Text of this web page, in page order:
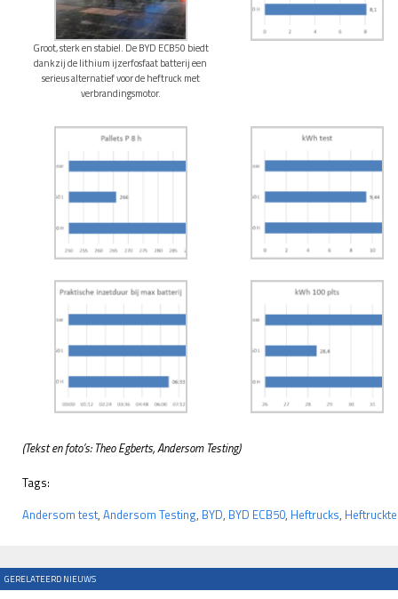
Groot, sterk en stabiel. De BYD ECB50 biedt
dankzij de lithium ijzerfosfaat batterij een
serieus alternatief voor de heftruck met
verbrandingsmotor.
(Tekst en foto’s: Theo Egberts, Andersom Testing)
Tags:
Andersom test, Andersom Testing, BYD, BYD ECB50, Heftrucks,
GERELATEERD NIEUWS